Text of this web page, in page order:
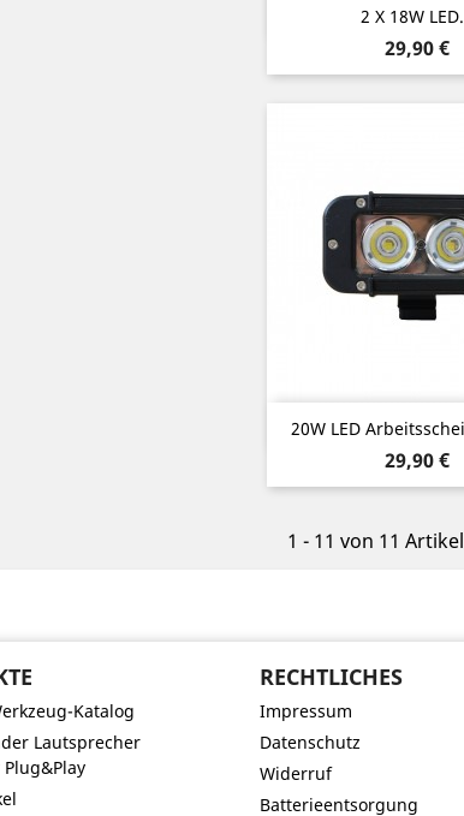
2 X 18W
Preis
29,90 €

20W LED
Preis
29,90 €

1 - 11 von 11
Katalog
Lautsprecher
RECHTLICHES
Impressum
Datenschutz
Widerruf
Batterieentsorgung